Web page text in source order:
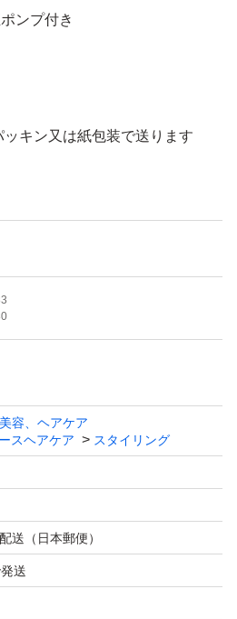
ンプ付き
キン又は紙包装で送ります
けてます
ます
容、ヘアケア
スヘアケア
スタイリング
送（日本郵便）
送